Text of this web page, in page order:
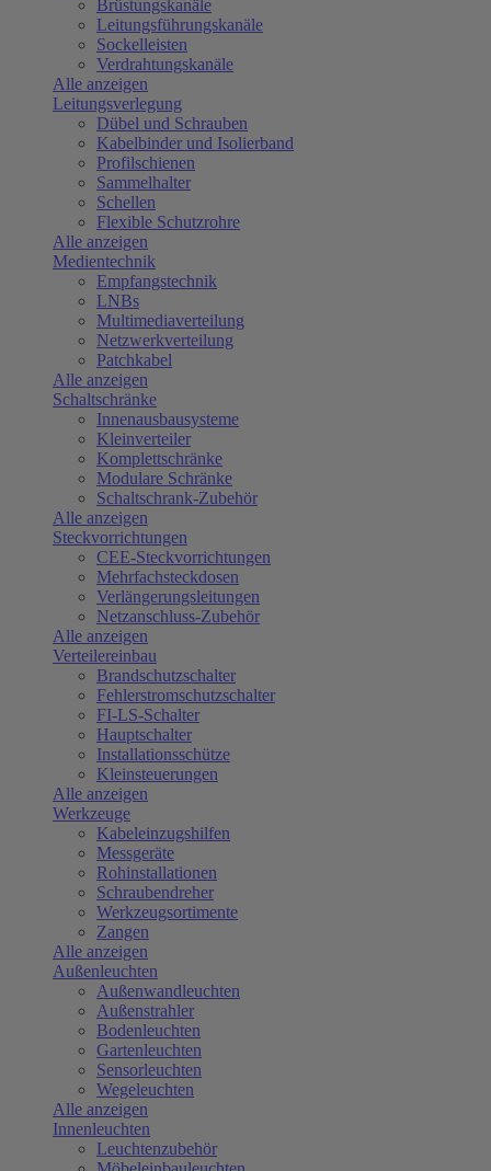
Brüstungskanäle
Leitungsführungskanäle
Sockelleisten
Verdrahtungskanäle
Alle anzeigen
Leitungsverlegung
Dübel und Schrauben
Kabelbinder und Isolierband
Profilschienen
Sammelhalter
Schellen
Flexible Schutzrohre
Alle anzeigen
Medientechnik
Empfangstechnik
LNBs
Multimediaverteilung
Netzwerkverteilung
Patchkabel
Alle anzeigen
Schaltschränke
Innenausbausysteme
Kleinverteiler
Komplettschränke
Modulare Schränke
Schaltschrank-Zubehör
Alle anzeigen
Steckvorrichtungen
CEE-Steckvorrichtungen
Mehrfachsteckdosen
Verlängerungsleitungen
Netzanschluss-Zubehör
Alle anzeigen
Verteilereinbau
Brandschutzschalter
Fehlerstromschutzschalter
FI-LS-Schalter
Hauptschalter
Installationsschütze
Kleinsteuerungen
Alle anzeigen
Werkzeuge
Kabeleinzugshilfen
Messgeräte
Rohinstallationen
Schraubendreher
Werkzeugsortimente
Zangen
Alle anzeigen
Außenleuchten
Außenwandleuchten
Außenstrahler
Bodenleuchten
Gartenleuchten
Sensorleuchten
Wegeleuchten
Alle anzeigen
Innenleuchten
Leuchtenzubehör